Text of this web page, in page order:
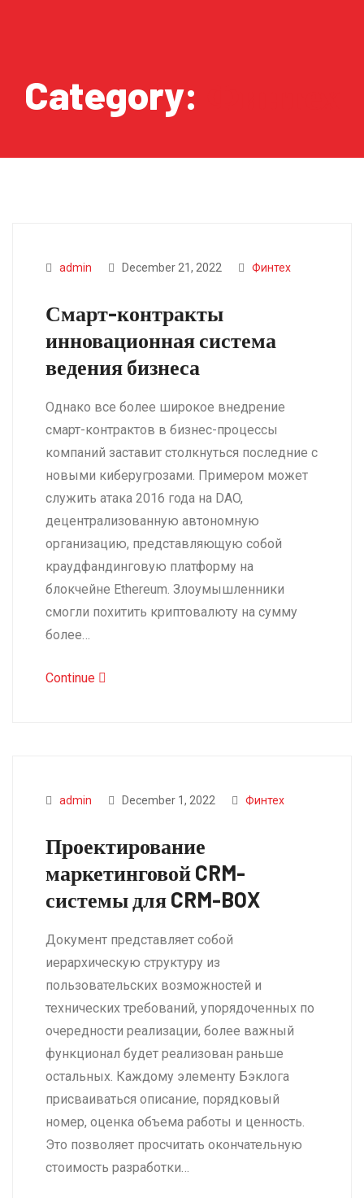
Category:
admin December 21, 2022 Финтех
Смарт-контракты
инновационная система
ведения бизнеса
Однако все более широкое внедрение
смарт-контрактов в бизнес-процессы
компаний заставит столкнуться последние с
новыми киберугрозами. Примером может
служить атака 2016 года на DAO,
децентрализованную автономную
организацию, представляющую собой
краудфандинговую платформу на
блокчейне Ethereum. Злоумышленники
смогли похитить криптовалюту на сумму
более…
Continue
admin December 1, 2022 Финтех
Проектирование
маркетинговой CRM-
системы для CRM-BOX
Документ представляет собой
иерархическую структуру из
пользовательских возможностей и
технических требований, упорядоченных по
очередности реализации, более важный
функционал будет реализован раньше
остальных. Каждому элементу Бэклога
присваиваться описание, порядковый
номер, оценка объема работы и ценность.
Это позволяет просчитать окончательную
стоимость разработки…